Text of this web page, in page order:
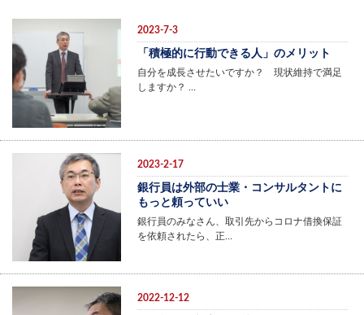
2023-7-3
「積極的に行動できる人」のメリット
自分を成長させたいですか？ 現状維持で満足
しますか？ …
2023-2-17
銀行員は外部の士業・コンサルタントに
もっと頼っていい
銀行員のみなさん、取引先からコロナ借換保証
を依頼されたら、正…
2022-12-12